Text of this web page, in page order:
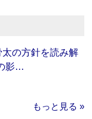
太の方針を読み解
影…
もっと見る »